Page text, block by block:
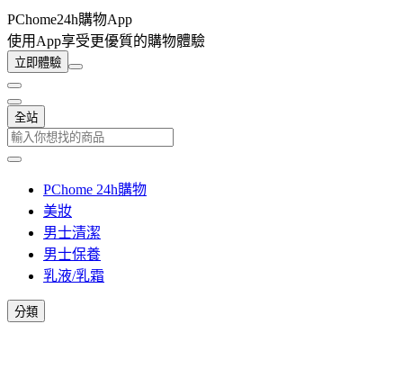
PChome24h購物App
使用App享受更優質的購物體驗
立即體驗
全站
PChome 24h購物
美妝
男士清潔
男士保養
乳液/乳霜
分類